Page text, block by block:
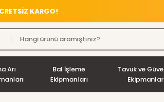
KARGO!
Arı
Bal İşleme
Ekipmanları
Tavuk ve